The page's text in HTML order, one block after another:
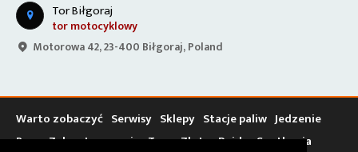
Tor Biłgoraj
tor motocyklowy
Motorowa 42, 23-400 Biłgoraj, Poland
Warto zobaczyć Serwisy Sklepy Stacje paliw Jedzenie
Bary Zakwaterowanie Tory Zloty Rajdy Spotkania